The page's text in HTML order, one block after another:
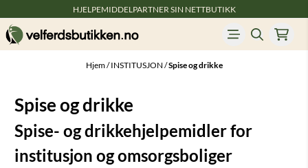
Hopp til innholdHJELPEMIDDELPARTNER SIN NETTBUTIKK
Hjem/INSTITUSJON /Spise og drikke
Spise og drikke
Spise- og drikkehjelpemidler for
institusjon og omsorgsboliger